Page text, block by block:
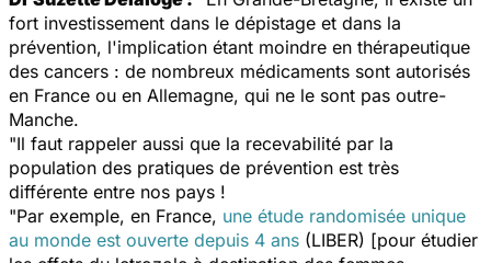
fort investissement dans le dépistage et dans la
prévention, l'implication étant moindre en thérapeutique
des cancers : de nombreux médicaments sont autorisés
en France ou en Allemagne, qui ne le sont pas outre-
Manche.
"Il faut rappeler aussi que la recevabilité par la
population des pratiques de prévention est très
différente entre nos pays !
"Par exemple, en France, une étude randomisée unique
au monde est ouverte depuis 4 ans (LIBER) [pour étudier